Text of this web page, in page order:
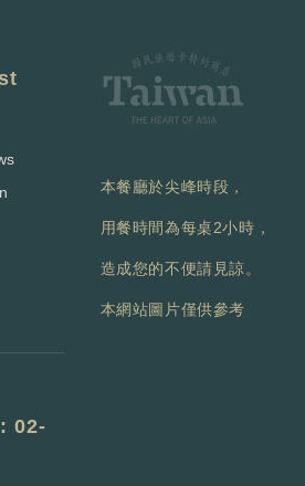
02-
本餐廳於尖峰時段，
用餐時間為每桌2小時，
造成您的不便請見諒。
本網站圖片僅供參考